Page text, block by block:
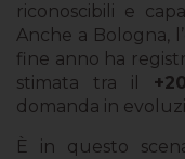
riconoscibili e
Anche a Bologna,
fine anno ha
stimata tra il
domanda in
È in questo